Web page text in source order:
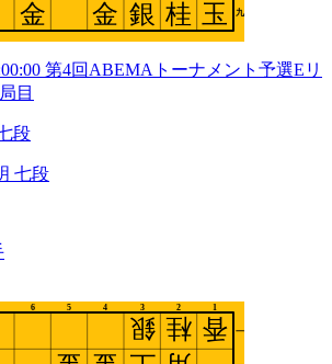
第4回ABEMAトーナメント予選Eリ
目
段
七段